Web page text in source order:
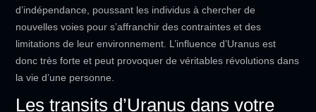
d’indépendance, poussant les individus à chercher de
nouvelles voies pour s’affranchir des contraintes et des
limitations de leur environnement. L’influence d’Uranus est
donc très forte et peut provoquer de véritables révolutions dans
la vie d’une personne.
Les transits d’Uranus dans votre